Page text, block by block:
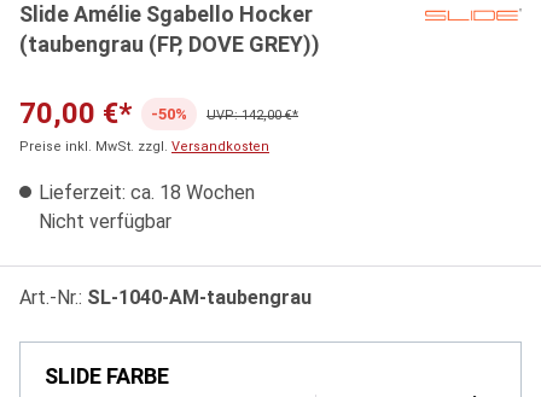
Slide Amélie Sgabello Hocker
(taubengrau (FP, DOVE GREY))
70,00 €* -50%
UVP: 142,00 €*
Preise inkl. MwSt. zzgl. Versandkosten
Lieferzeit: ca. 18 Wochen
Nicht verfügbar
Art.-Nr.: SL-1040-AM-taubengrau
SLIDE FARBE